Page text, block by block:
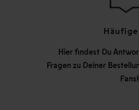
Hier findest Du
Fragen zu Deiner